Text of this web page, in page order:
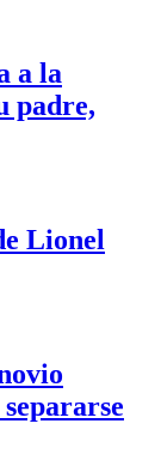
a la
padre,
Lionel